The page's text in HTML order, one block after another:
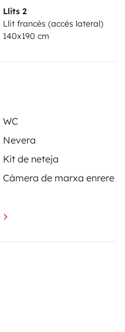
Llits 2
Llit francès (accés lateral)
140x190 cm
WC
Nevera
Kit de neteja
Càmera de marxa enrere